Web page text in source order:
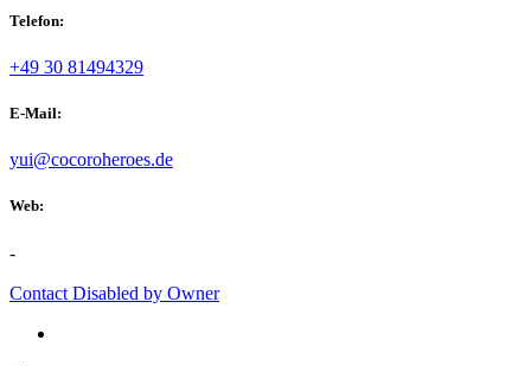
Telefon:
+49 30 81494329
E-Mail:
yui@cocoroheroes.de
Web:
-
Contact Disabled by Owner